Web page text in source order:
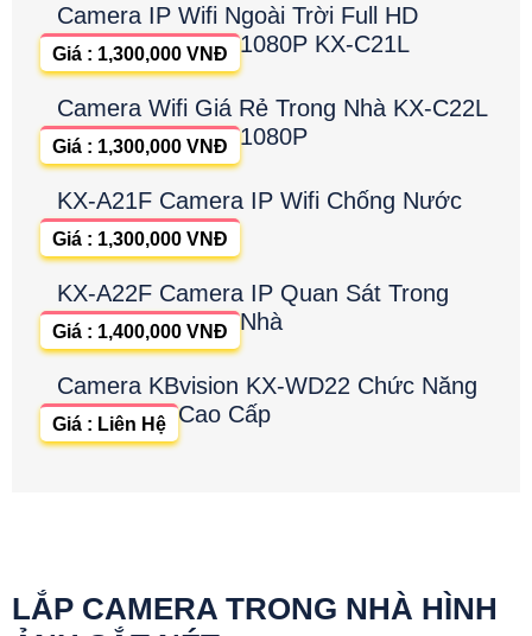
Camera IP Wifi Ngoài Trời Full HD
1080P KX-C21L
Giá : 1,300,000 VNĐ
Camera Wifi Giá Rẻ Trong Nhà KX-C22L
1080P
Giá : 1,300,000 VNĐ
KX-A21F Camera IP Wifi Chống Nước
Giá : 1,300,000 VNĐ
KX-A22F Camera IP Quan Sát Trong
Nhà
Giá : 1,400,000 VNĐ
Camera KBvision KX-WD22 Chức Năng
Cao Cấp
Giá : Liên Hệ
LẮP CAMERA TRONG NHÀ HÌNH